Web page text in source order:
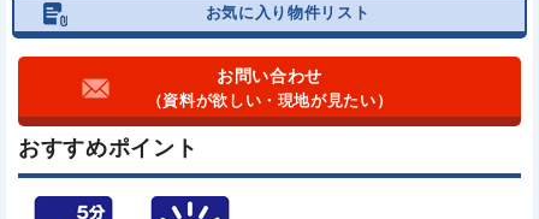
お気に入り物件リスト
お問い合わせ
（資料が欲しい・現地が見たい）
おすすめポイント